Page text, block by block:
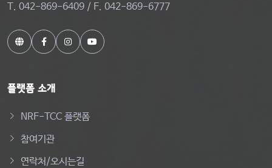
T. 042-869-6409 / F. 042-869-6777
플랫폼 소개
NRF-TCC 플랫폼
참여기관
연락처/오시는길